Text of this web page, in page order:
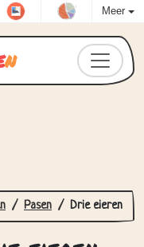
Meer
n
Pasen Drie eieren